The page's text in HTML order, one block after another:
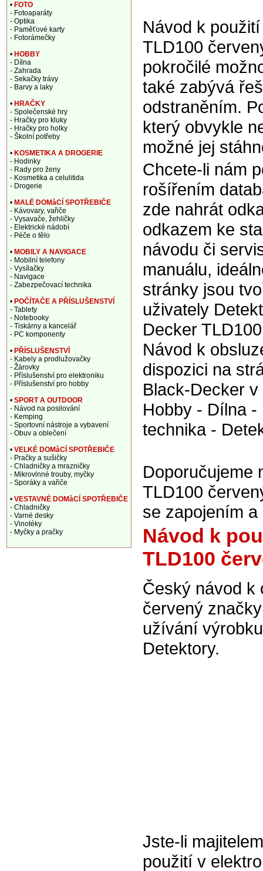
Návod k
TLD100
pokročilé
také zabývá
odstraněním.
který obvykle
možné jej
Chcete-li nám
rošířením
zde nahrát
odkazem ke
návodu či
manuálu,
stránky jsou
uživately
Decker
Návod k
dispozici na
Black-Decker
Hobby - Dílna
technika -
Doporučujeme
TLD100
se zapojením
Návod k
TLD100
Český návod k
červený
užívání
Detektory.
Jste-li
použití v
• FOTO
- Fotoaparáty
- Optika
- Paměťové karty
- Fotorámečky
• HOBBY
- Dílna
- Zahrada
- Sekačky trávy
- Barvy a laky
• HRAČKY
- Společenské hry
- Hračky pro kluky
- Hračky pro holky
- Školní potřeby
• KOSMETIKA A DROGERIE
- Hodinky
- Rady pro ženy
- Kosmetika a celulitida
- Drogerie
• MALÉ DOMàCÍ SPOTŘEBIČE
- Kávovary, vařiče
- Vysavače, žehličky
- Elektrické nádobí
- Péče o tělo
• MOBILY A NAVIGACE
- Mobilní telefony
- Vysílačky
- Navigace
- Zabezpečovací technika
• POČÍTAČE A PŘÍSLUŠENSTVÍ
- Tablety
- Notebooky
- Tiskárny a kancelář
- PC komponenty
• PŘÍSLUŠENSTVÍ
- Kabely a prodlužovačky
- Žárovky
- Příslušenství pro elektroniku
- Příslušenství pro hobby
• SPORT A OUTDOOR
- Návod na posilování
- Kemping
- Sportovní nástroje a vybavení
- Obuv a oblečení
• VELKÉ DOMàCÍ SPOTŘEBIČE
- Pračky a sušičky
- Chladničky a mrazničky
- Mikrovlnné trouby, myčky
- Sporáky a vařiče
• VESTAVNÉ DOMàCÍ SPOTŘEBIČE
- Chladničky
- Varné desky
- Vinotéky
- Myčky a pračky